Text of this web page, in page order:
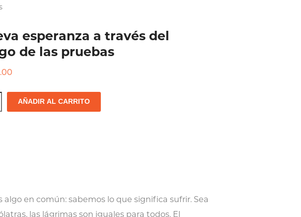
esperanza a través del
de las pruebas
AÑADIR AL CARRITO
en común: sabemos lo que significa sufrir. Sea
las lágrimas son iguales para todos. El